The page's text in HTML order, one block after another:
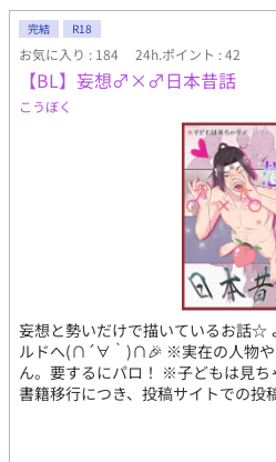
完結 R18
お気に入り : 184 24h.ポイント : 42
【BL】妄想♂×♂日本昔話
こうぼく
妄想と勢いだけで描いているお話☆
ルドへ(∩´∀｀)∩🎉 ※実在の人物や
ん。要するにパロ！ ※子どもは見
書籍移行につき、投稿サイトでの投